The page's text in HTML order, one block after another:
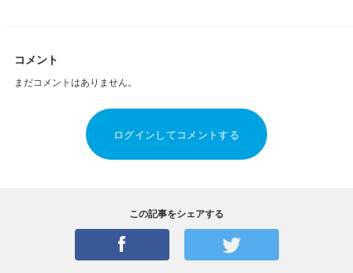
コメント
まだコメントはありません。
ログインしてコメントする
この記事をシェアする